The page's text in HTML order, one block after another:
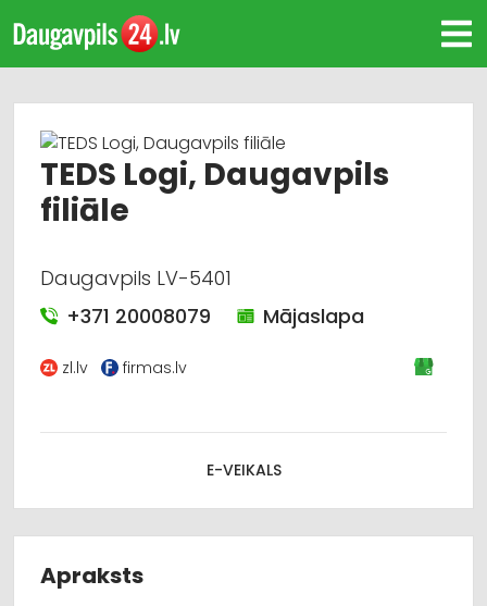
TEDS Logi, Daugavpils
filiāle
Daugavpils LV-5401
+371 20008079
Mājaslapa
zl.lv firmas.lv
E-VEIKALS
Apraksts